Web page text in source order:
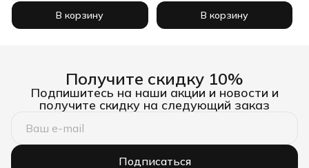
В корзину В корзину
Получите скидку 10%
Подпишитесь на наши акции и новости и
получите скидку на следующий заказ
Подписаться